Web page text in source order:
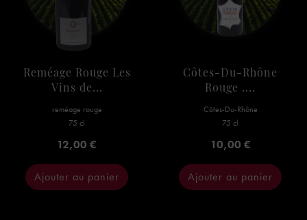
Reméage Rouge Les
Vins de...
reméage rouge
75 cl
Prix
12,00 €
Ajouter au panier
Côtes-Du-Rhône
Rouge ....
Côtes-Du-Rhône
75 cl
Prix
10,00 €
Ajouter au panier